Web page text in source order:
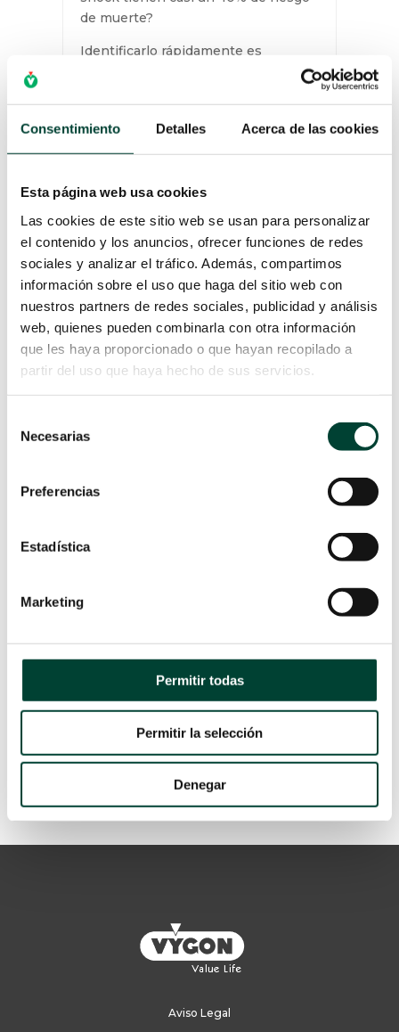
Consentimiento Detalles Acerca de las cookies
Esta página web usa cookies
Las cookies de este sitio web se usan para personalizar
el contenido y los anuncios, ofrecer funciones de redes
sociales y analizar el tráfico. Además, compartimos
información sobre el uso que haga del sitio web con
nuestros partners de redes sociales, publicidad y análisis
web, quienes pueden combinarla con otra información
que les haya proporcionado o que hayan recopilado a
partir del uso que haya hecho de sus servicios.
Necesarias
Preferencias
Estadística
Marketing
Permitir todas
Permitir la selección
Denegar
de muerte?
Identificarlo rápidamente es
Tormo.
SHOCK CARDIOGÉNICO
mal pronóstico y es la principal
infarto de miocardio agudo. Tanto es
óptimo. 2
Aviso Legal